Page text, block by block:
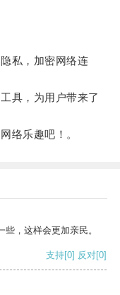
私，加密网络连
具，为用户带来了
乐趣吧！。
，这样会更加亲民。
支持[0] 反对[0]